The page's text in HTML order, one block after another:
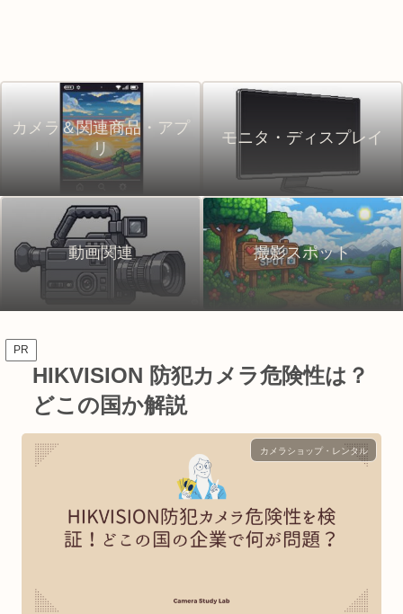
カメラ＆関連商品・アプ
リ
モニタ・ディスプレイ
動画関連 撮影スポット
PR
HIKVISION 防犯カメラ危険性は？
どこの国か解説
カメラショップ・レンタル